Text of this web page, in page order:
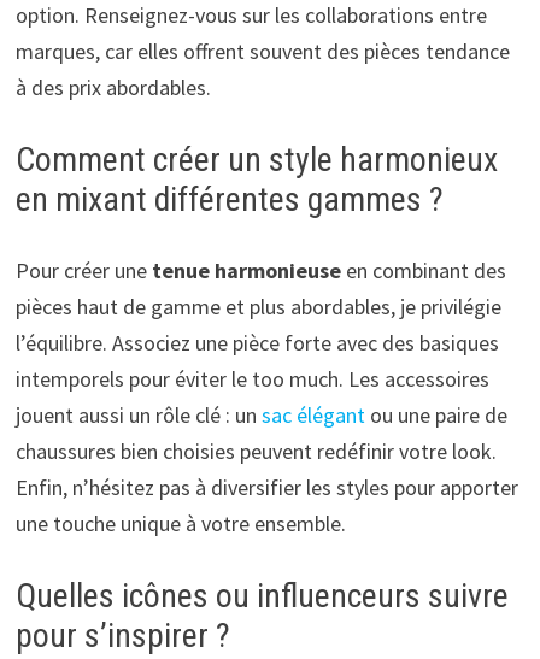
option. Renseignez-vous sur les collaborations entre
marques, car elles offrent souvent des pièces tendance
à des prix abordables.
Comment créer un style harmonieux
en mixant différentes gammes ?
Pour créer une tenue harmonieuseen combinant des
pièces haut de gamme et plus abordables, je privilégie
l’équilibre. Associez une pièce forte avec des basiques
intemporels pour éviter le too much. Les accessoires
jouent aussi un rôle clé : un sac élégantou une paire de
chaussures bien choisies peuvent redéfinir votre look.
Enfin, n’hésitez pas à diversifier les styles pour apporter
une touche unique à votre ensemble.
Quelles icônes ou influenceurs suivre
pour s’inspirer ?